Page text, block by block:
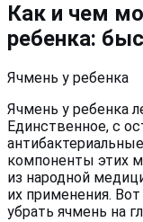
Как и чем
ребенка:
Ячмень у ребенка
Ячмень у ребенка
Единственное, с
компоненты этих
из народной
их применения.
убрать ячмень на